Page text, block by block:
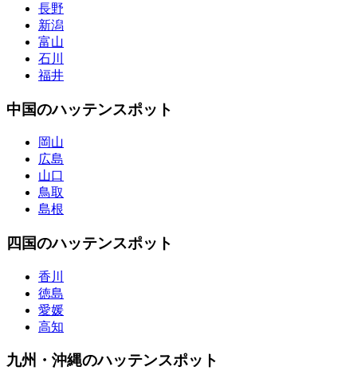
長野
新潟
富山
石川
福井
中国のハッテンスポット
岡山
広島
山口
鳥取
島根
四国のハッテンスポット
香川
徳島
愛媛
高知
九州・沖縄のハッテンスポット